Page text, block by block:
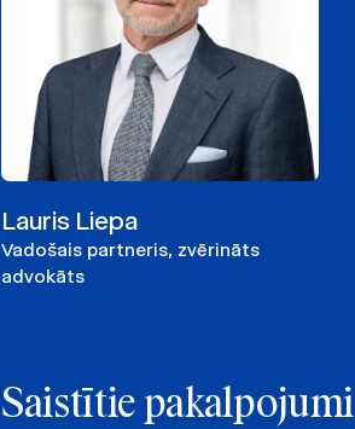
Lauris Liepa
Vadošais partneris, zvērināts
advokāts
Saistītie pakalpojumi